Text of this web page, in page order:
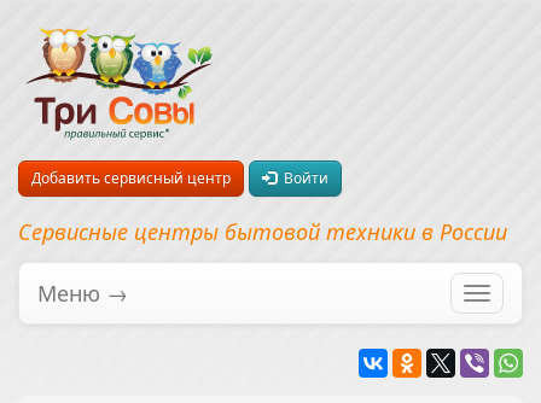
Добавить сервисный центр Войти
Сервисные центры бытовой техники в России
Меню →